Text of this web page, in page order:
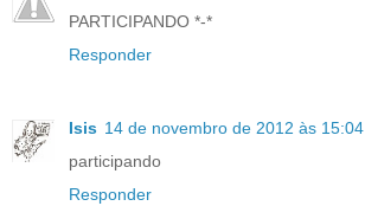
PARTICIPANDO *-*
Responder
Isis 14 de novembro de 2012 às 15:04
participando
Responder